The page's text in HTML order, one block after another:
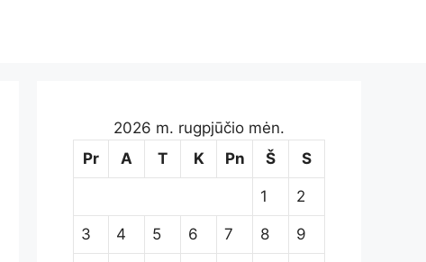
2026 m. rugpjūčio mėn.
Pr
A T K Pn Š S
1 2
3 4 5 6 7 8 9